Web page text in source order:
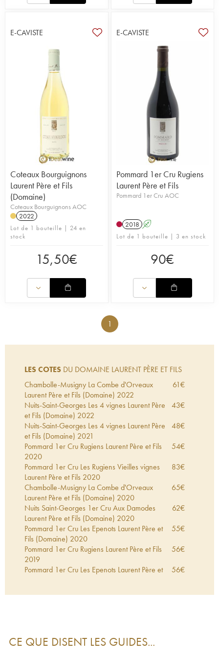
E-CAVISTE
Coteaux Bourguignons
Laurent Père et Fils
(Domaine)
Coteaux Bourguignons AOC
2022
Lot de 1 bouteille | 24 en
stock
15,50€
E-CAVISTE
Pommard 1er Cru Rugiens
Laurent Père et Fils
Pommard 1er Cru AOC
2018 A
Lot de 1 bouteille | 3 en stock
90€
1
LES COTES DU DOMAINE LAURENT PÈRE ET FILS
Chambolle-Musigny La Combe d'Orveaux
Laurent Père et Fils (Domaine) 2022
61€
Nuits-Saint-Georges Les 4 vignes Laurent Père
et Fils (Domaine) 2022
43€
Nuits-Saint-Georges Les 4 vignes Laurent Père
et Fils (Domaine) 2021
48€
Pommard 1er Cru Rugiens Laurent Père et Fils
2020
54€
Pommard 1er Cru Les Rugiens Vieilles vignes
Laurent Père et Fils 2020
83€
Chambolle-Musigny La Combe d'Orveaux
Laurent Père et Fils (Domaine) 2020
65€
Nuits Saint-Georges 1er Cru Aux Damodes
Laurent Père et Fils (Domaine) 2020
62€
Pommard 1er Cru Les Epenots Laurent Père et
Fils (Domaine) 2020
55€
Pommard 1er Cru Rugiens Laurent Père et Fils
2019
56€
Pommard 1er Cru Les Epenots Laurent Père et
56€
Père et Fils (Domaine)
2018
CE QUE DISENT LES GUIDES...